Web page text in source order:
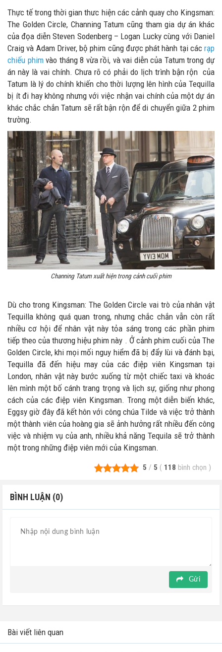
Thực tế trong thời gian thưc hiện các cảnh quay cho Kingsman:
The Golden Circle, Channing Tatum cũng tham gia dự án khác
của đọa diễn Steven Sodenberg – Logan Lucky cùng với Daniel
Craig và Adam Driver, bộ phim cũng được phát hành tại các rạp
chiếu phimvào tháng 8 vừa rồi, và vai diễn của Tatum trong dự
án này là vai chính. Chưa rõ có phải do lịch trình bận rộn của
Tatum là lý do chính khiến cho thời lượng lên hình của Tequilla
bị ít đi hay không nhưng với việc nhận vai chính của một dự án
khác chắc chắn Tatum sẽ rất bận rộn để di chuyển giữa 2 phim
trường.
Channing Tatum xuất hiện trong cảnh cuối phim
Dù cho trong Kingsman: The Golden Circle vai trò của nhân vật
Tequilla không quá quan trong, nhưng chắc chắn vẫn còn rất
nhiều cơ hội để nhân vật này tỏa sáng trong các phần phim
tiếp theo của thương hiệu phim này . Ở cảnh phim cuối của The
Golden Circle, khi mọi mối nguy hiểm đã bị đẩy lùi và đánh bại,
Tequilla đã đến hiệu may của các điệp viên Kingsman tại
London, nhân vật này bước xuống từ một chiếc taxi và khoác
lên mình một bố cánh trang trọng và lịch sự, giống như phong
cách của các điệp viên Kingsman. Trong một diễn biến khác,
Eggsy giờ đây đã kết hôn với công chúa Tilde và việc trở thành
một thành viên của hoàng gia sẽ ảnh hưởng rất nhiều đến công
việc và nhiệm vụ của anh, nhiều khả năng Tequila sẽ trở thành
một trong những điệp viên mới của Kingsman.
5 / 5 ( 118 bình chọn )
BÌNH LUẬN (0)
Gửi
Bài viết liên quan